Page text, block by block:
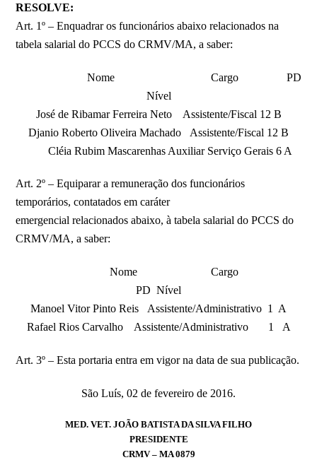
RESOLVE:
Art. 1º – Enquadrar os funcionários abaixo relacionados na
tabela salarial do PCCS do CRMV/MA, a saber:
Nome Cargo PD
Nível
José de Ribamar Ferreira Neto Assistente/Fiscal 12 B
Djanio Roberto Oliveira Machado Assistente/Fiscal 12 B
Cléia Rubim Mascarenhas Auxiliar Serviço Gerais 6 A
Art. 2º – Equiparar a remuneração dos funcionários
temporários, contatados em caráter
emergencial relacionados abaixo, à tabela salarial do PCCS do
CRMV/MA, a saber:
Nome Cargo
PD Nível
Manoel Vitor Pinto Reis Assistente/Administrativo 1 A
Rafael Rios Carvalho Assistente/Administrativo 1 A
Art. 3º – Esta portaria entra em vigor na data de sua publicação.
São Luís, 02 de fevereiro de 2016.
MED. VET. JOÃO BATISTA DA SILVA FILHO
PRESIDENTE
CRMV – MA 0879